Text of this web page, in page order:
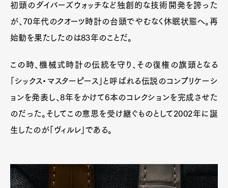
初頭のダイバーズウォッチなど独創的な技術開発を誇った
が、70年代のクオーツ時計の台頭でやむなく休眠状態へ。再
始動を果たしたのは83年のことだ。
この時、機械式時計の伝統を守り、その復権の旗頭となる
「シックス・マスターピース」と呼ばれる伝説のコンプリケーシ
ョンを発表し、8年をかけて6本のコレクションを完成させた
のだった。そしてこの意思を受け継ぐものとして2002年に誕
生したのが「ヴィルレ」である。